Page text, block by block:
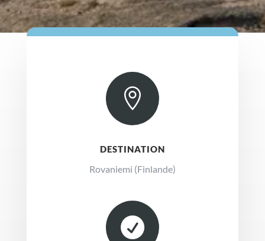

DESTINATION
Rovaniemi (Finlande)
